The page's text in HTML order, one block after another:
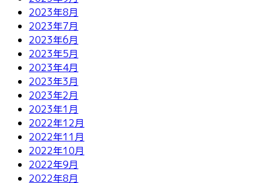
2023年8月
2023年7月
2023年6月
2023年5月
2023年4月
2023年3月
2023年2月
2023年1月
2022年12月
2022年11月
2022年10月
2022年9月
2022年8月